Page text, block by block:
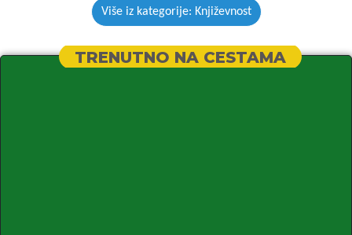
Više iz kategorije: Književnost
TRENUTNO NA CESTAMA